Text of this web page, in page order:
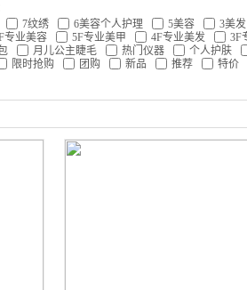
7纹绣 6美容个人护理 5美容 3美发
专业美容 5F专业美甲 4F专业美发 3F
月儿公主睫毛 热门仪器 个人护肤
限时抢购 团购 新品 推荐 特价